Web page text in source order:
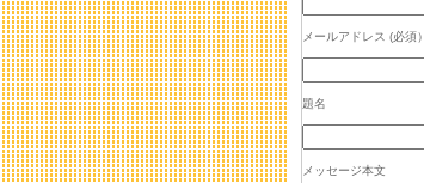
メールアドレス (必須）
題名
メッセージ本文